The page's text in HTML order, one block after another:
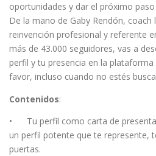
oportunidades y dar el próximo
De la mano de Gaby Rendón, coach
reinvención profesional y referente
más de 43.000 seguidores, vas a
perfil y tu presencia en la
favor, incluso cuando no estés
Contenidos:
• Tu perfil como carta de
un perfil potente que te represente,
puertas.